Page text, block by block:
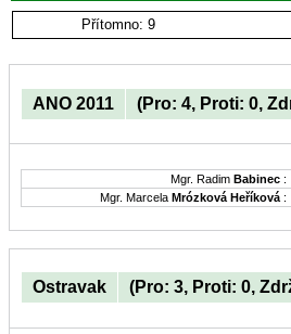
Přítomno: 9
ANO 2011 (Pro: 4, Proti: 0,
Mgr. Radim Babinec :
Mgr. Marcela Mrózková Heříková :
Ostravak (Pro: 3, Proti: 0,